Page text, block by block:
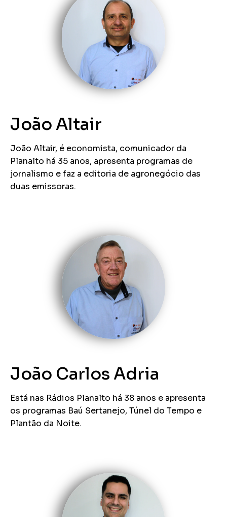
João Altair
João Altair, é economista, comunicador da
Planalto há 35 anos, apresenta programas de
jornalismo e faz a editoria de agronegócio das
duas emissoras.
João Carlos Adria
Está nas Rádios Planalto há 38 anos e apresenta
os programas Baú Sertanejo, Túnel do Tempo e
Plantão da Noite.